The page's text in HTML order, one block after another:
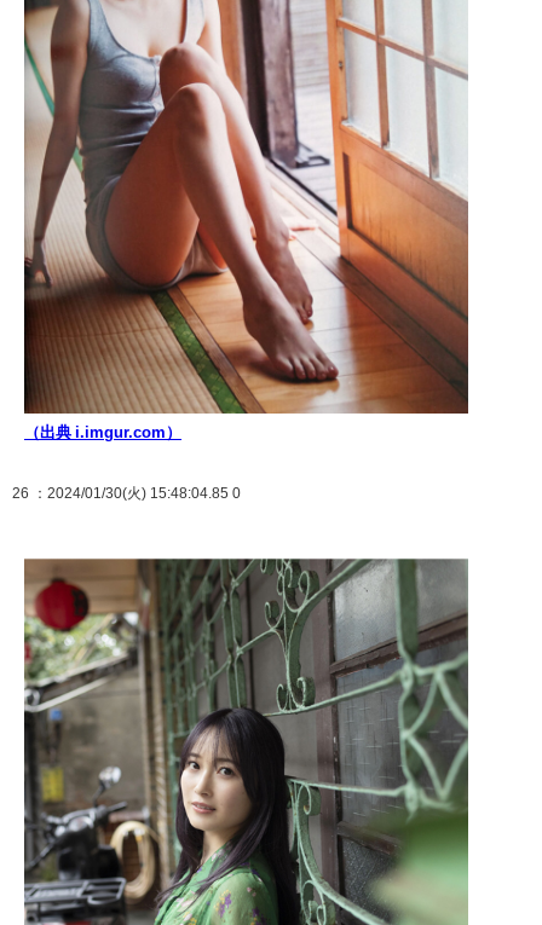
（出典 i.imgur.com）
26 ：2024/01/30(火) 15:48:04.85 0